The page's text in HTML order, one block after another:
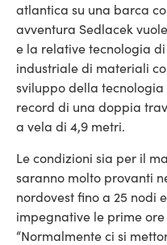
atlantica su una barca
avventura Sedlacek
e la relative tecnologia
industriale di materiali
sviluppo della
record di una doppia
a vela di 4,9 metri.
Le condizioni sia per il
saranno molto provanti
nordovest fino a 25 nodi
impegnative le prime
“Normalmente ci si